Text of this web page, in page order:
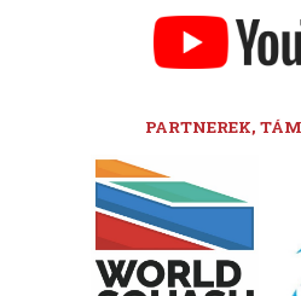
PARTNEREK,